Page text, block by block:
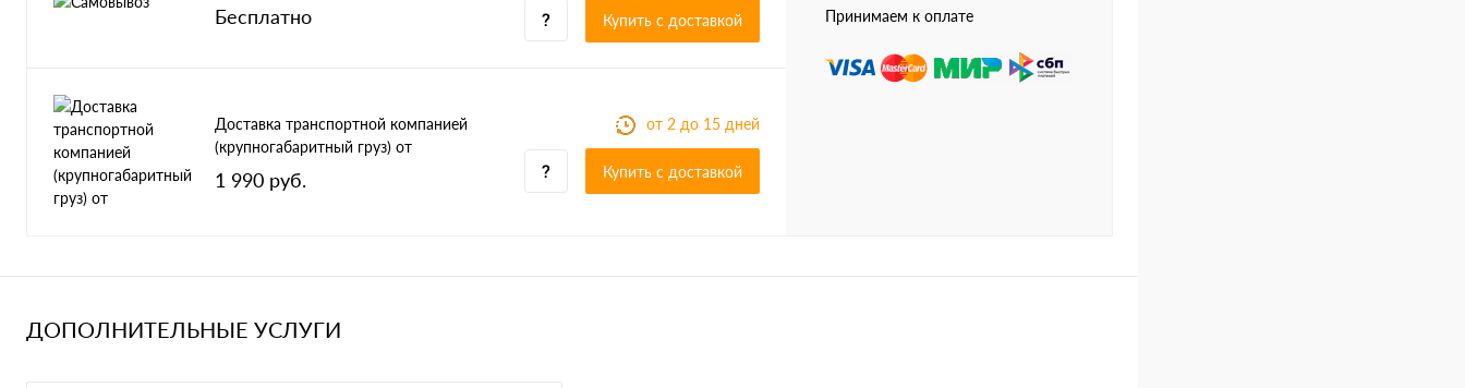
Бесплатно Купить c доставкой
Доставка транспортной компанией
(крупногабаритный груз) от
1 990 руб.
от 2 до 15 дней
Купить c доставкой
Принимаем к оплате
ДОПОЛНИТЕЛЬНЫЕ УСЛУГИ